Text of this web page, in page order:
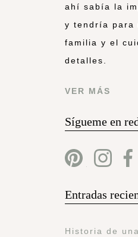
ahí sabía la
y tendría para
familia y el
detalles.
VER MÁS
Sígueme en
Entradas
Historia de